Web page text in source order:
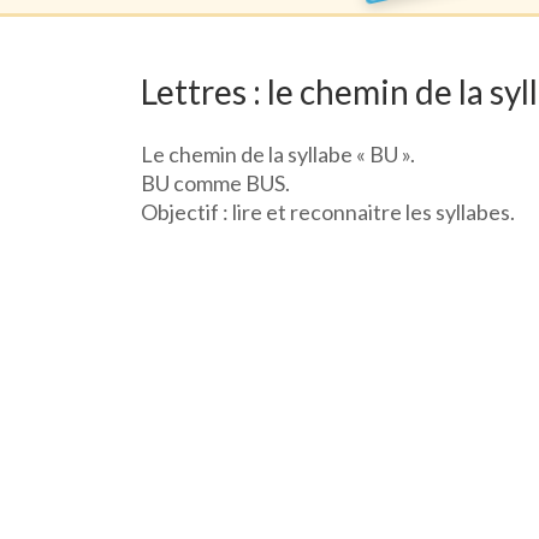
Lettres : le chemin de la
Le chemin de la syllabe « BU ».
BU comme BUS.
Objectif : lire et reconnaitre les syllabes.